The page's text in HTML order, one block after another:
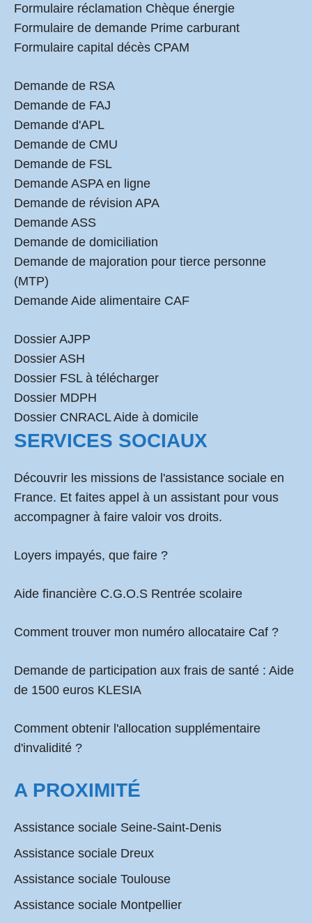
Formulaire réclamation Chèque énergie
Formulaire de demande Prime carburant
Formulaire capital décès CPAM
Demande de RSA
Demande de FAJ
Demande d'APL
Demande de CMU
Demande de FSL
Demande ASPA en ligne
Demande de révision APA
Demande ASS
Demande de domiciliation
Demande de majoration pour tierce personne
(MTP)
Demande Aide alimentaire CAF
Dossier AJPP
Dossier ASH
Dossier FSL à télécharger
Dossier MDPH
Dossier CNRACL Aide à domicile
SERVICES SOCIAUX
Découvrir les missions de l'assistance sociale en
France. Et faites appel à un assistant pour vous
accompagner à faire valoir vos droits.
Loyers impayés, que faire ?
Aide financière C.G.O.S Rentrée scolaire
Comment trouver mon numéro allocataire Caf ?
Demande de participation aux frais de santé : Aide
de 1500 euros KLESIA
Comment obtenir l'allocation supplémentaire
d'invalidité ?
A PROXIMITÉ
Assistance sociale Seine-Saint-Denis
Assistance sociale Dreux
Assistance sociale Toulouse
Assistance sociale Montpellier